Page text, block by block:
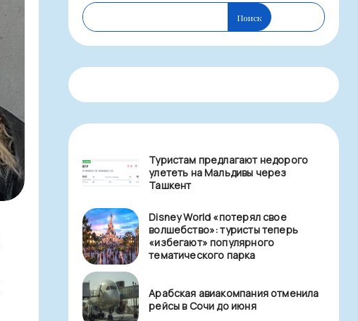
Поиск
Туристам предлагают недорого
улететь на Мальдивы через
Ташкент
Disney World «потерял свое
волшебство»: туристы теперь
«избегают» популярного
тематического парка
Арабская авиакомпания отменила
рейсы в Сочи до июня